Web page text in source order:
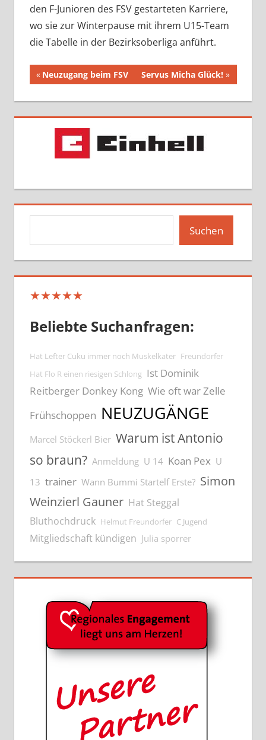
den F-Junioren des FSV gestarteten Karriere,
wo sie zur Winterpause mit ihrem U15-Team
die Tabelle in der Bezirksoberliga anführt.
Beitragsnavigation
Vorheriger
Beitrag:
Neuzugang beim FSV
Nächster
Beitrag:
Servus Micha Glück!
Suchen
★★★★★
Beliebte Suchanfragen:
Hat Lefter Cuku immer noch Muskelkater Freundorfer
Hat Flo R einen riesigen Schlong Ist Dominik
Reitberger Donkey Kong Wie oft war Zelle
Frühschoppen NEUZUGÄNGE
Marcel Stöckerl Bier Warum ist Antonio
so braun? Anmeldung U 14 Koan Pex U
13 trainer Wann Bummi Startelf Erste? Simon
Weinzierl Gauner Hat Steggal
Bluthochdruck Helmut Freundorfer C Jugend
Mitgliedschaft kündigen Julia sporrer